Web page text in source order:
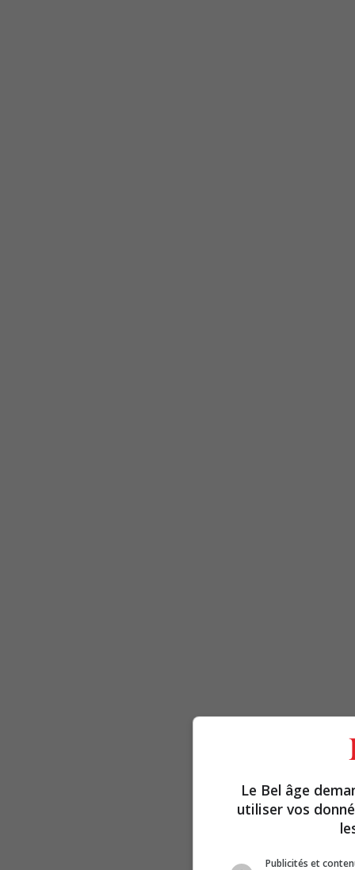
Le Bel âge
utiliser vos
Publicités et